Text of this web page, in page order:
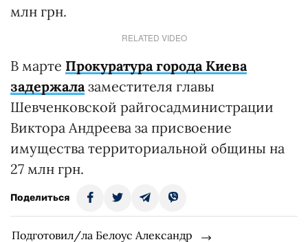
млн грн.
RELATED VIDEO
В марте Прокуратура города Киева
задержалазаместителя главы
Шевченковской райгосадминистрации
Виктора Андреева за присвоение
имущества территориальной общины на
27 млн грн.
Поделиться
Подготовил/ла Белоус Александр